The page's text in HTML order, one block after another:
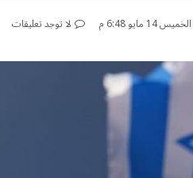
الخميس 14 مايو 6:48 م لا توجد تعليقات